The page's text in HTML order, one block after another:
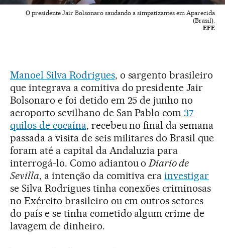
O presidente Jair Bolsonaro saudando a simpatizantes em Aparecida
(Brasil).
EFE
Manoel Silva Rodrigues, o sargento brasileiro
que integrava a comitiva do presidente Jair
Bolsonaro e foi detido em 25 de junho no
aeroporto sevilhano de San Pablo com 37
quilos de cocaína, recebeu no final da semana
passada a visita de seis militares do Brasil que
foram até a capital da Andaluzia para
interrogá-lo. Como adiantou oDiario de
Sevilla, a intenção da comitiva erainvestigar
se Silva Rodrigues tinha conexões criminosas
no Exército brasileiro ou em outros setores
do país e se tinha cometido algum crime de
lavagem de dinheiro.